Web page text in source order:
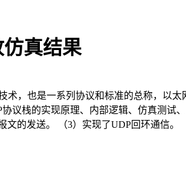
仿真结果
术，也是一系列协议和标准的总称，以
议栈的实现原理、内部逻辑、仿真测试
文的发送。 （3）实现了UDP回环通信